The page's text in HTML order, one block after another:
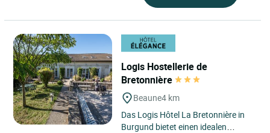
Logis Hostellerie de
Bretonnière
Beaune4 km
Das Logis Hôtel La Bretonnière in
Burgund bietet einen idealen